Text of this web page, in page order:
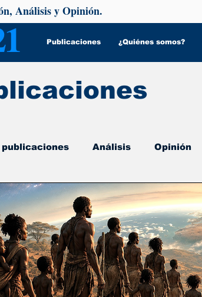
Publicaciones ¿Quiénes somos?
Análisis y Opinión.
publicaciones Análisis Opinión
Psicología y Salud